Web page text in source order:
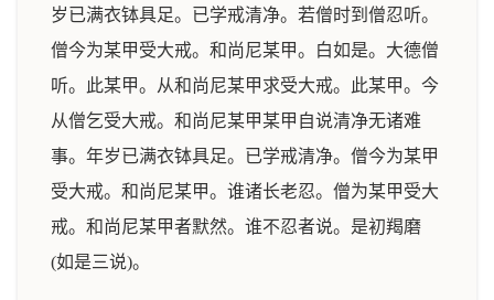
岁已满衣钵具足。已学戒清净。若僧时到僧忍听。
僧今为某甲受大戒。和尚尼某甲。白如是。大德僧
听。此某甲。从和尚尼某甲求受大戒。此某甲。今
从僧乞受大戒。和尚尼某甲某甲自说清净无诸难
事。年岁已满衣钵具足。已学戒清净。僧今为某甲
受大戒。和尚尼某甲。谁诸长老忍。僧为某甲受大
戒。和尚尼某甲者默然。谁不忍者说。是初羯磨
(如是三说)。